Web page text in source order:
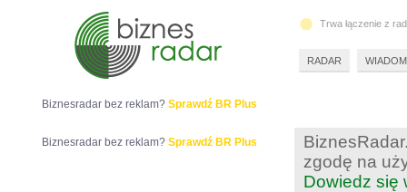
zgodę na
Dowiedz się
Biznesradar bez reklam? Sprawdź BR Plus
Biznesradar bez reklam? Sprawdź BR Plus
Trwa łączenie z
RADAR